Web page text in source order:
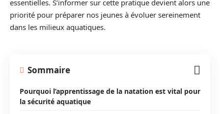
essentielles. S’informer sur cette pratique devient alors une
priorité pour préparer nos jeunes à évoluer sereinement
dans les milieux aquatiques.
Sommaire
Pourquoi l’apprentissage de la natation est vital pour
la sécurité aquatique